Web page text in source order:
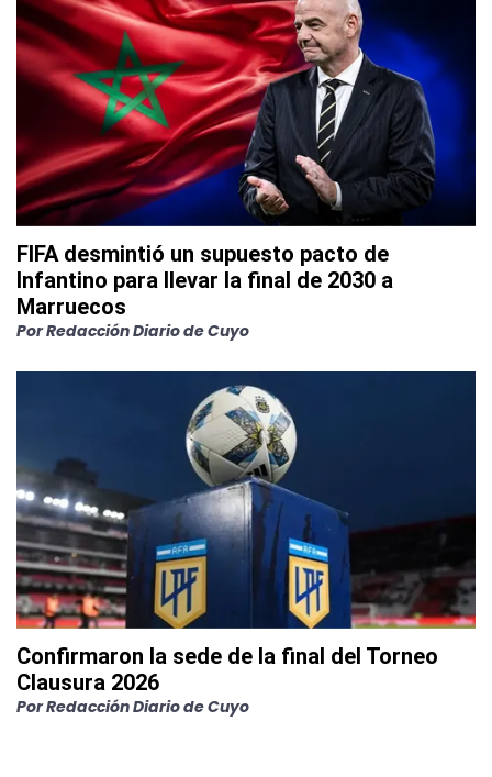
FIFA desmintió un supuesto pacto de
Infantino para llevar la final de 2030 a
Marruecos
PorRedacción Diario de Cuyo
Confirmaron la sede de la final del Torneo
Clausura 2026
PorRedacción Diario de Cuyo